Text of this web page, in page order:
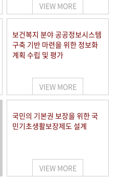
VIEW MORE
보건복지 분야 공공정보시스템
구축 기반 마련을 위한 정보화
계획 수립 및 평가
VIEW MORE
국민의 기본권 보장을 위한 국
민기초생활보장제도 설계
VIEW MORE